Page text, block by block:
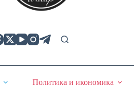
Политика и икономика